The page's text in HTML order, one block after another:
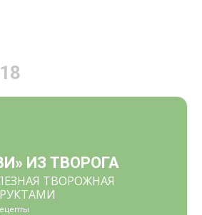
ИЗ ТВОРОГА
ТВОРОЖНАЯ